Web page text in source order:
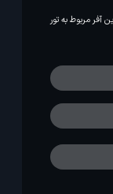
آفر مربوط به تور